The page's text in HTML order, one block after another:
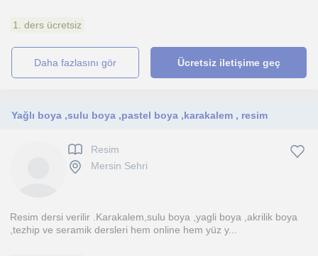
1. ders ücretsiz
daha fazlasını gör Ücretsiz iletişime geç
Yağlı boya ,sulu boya ,pastel boya ,karakalem , resim
Resim
Mersin Sehri
Resim dersi verilir .Karakalem,sulu boya ,yagli boya ,akrilik boya
,tezhip ve seramik dersleri hem online hem yüz y...